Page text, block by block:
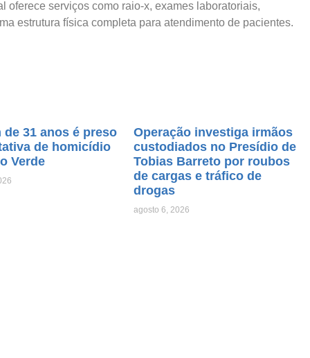
oferece serviços como raio-x, exames laboratoriais,
estrutura física completa para atendimento de pacientes.
de 31 anos é preso
de homicídio
Verde
Operação investiga irmãos
custodiados no Presídio de
Tobias Barreto por roubos
de cargas e tráfico de
drogas
agosto 6, 2026